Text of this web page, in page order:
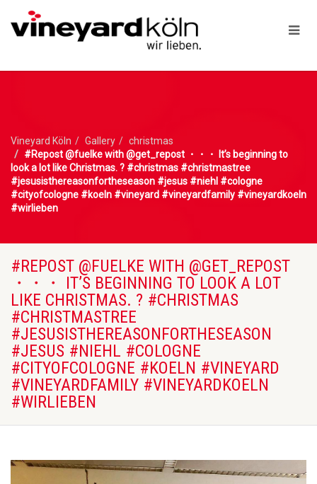
Vineyard Köln Gallery
christmas
#Repost @fuelke with @get_repost ・・・ It’s beginning to
look a lot like Christmas. ? #christmas #christmastree
#jesusisthereasonfortheseason #jesus #niehl #cologne
#cityofcologne #koeln #vineyard #vineyardfamily #vineyardkoeln
#wirlieben
#REPOST @FUELKE WITH @GET_REPOST
・・・ IT’S BEGINNING TO LOOK A LOT
LIKE CHRISTMAS. ? #CHRISTMAS
#CHRISTMASTREE
#JESUSISTHEREASONFORTHESEASON
#JESUS #NIEHL #COLOGNE
#CITYOFCOLOGNE #KOELN #VINEYARD
#VINEYARDFAMILY #VINEYARDKOELN
#WIRLIEBEN